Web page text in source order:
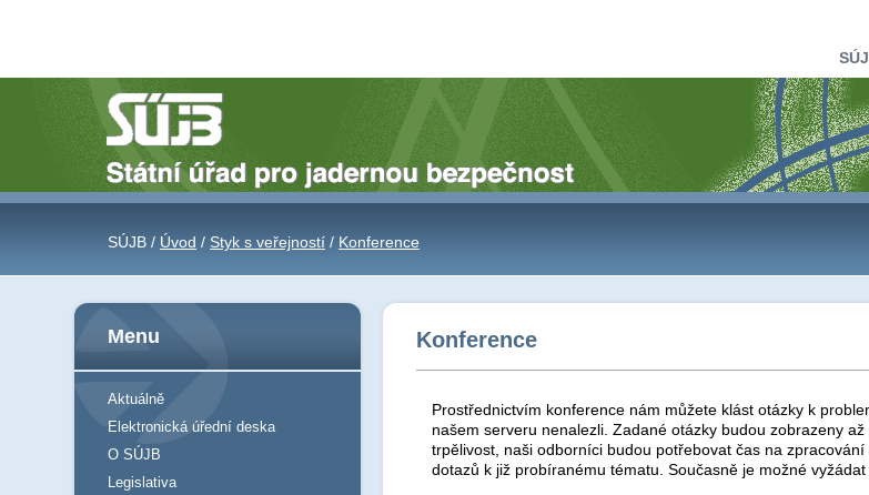
SÚJB / Úvod / Styk s veřejností / Konference
Konference
Prostřednictvím konference nám můžete klást otázky k
našem serveru nenalezli. Zadané otázky budou zobrazeny
trpělivost, naši odborníci budou potřebovat čas na
dotazů k již probíranému tématu. Současně je možné
Menu
Aktuálně
Elektronická úřední deska
O SÚJB
Legislativa